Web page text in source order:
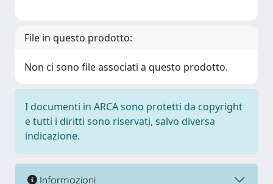
File in questo prodotto:
Non ci sono file associati a questo prodotto.
I documenti in ARCA sono protetti da copyright
e tutti i diritti sono riservati, salvo diversa
indicazione.
Informazioni